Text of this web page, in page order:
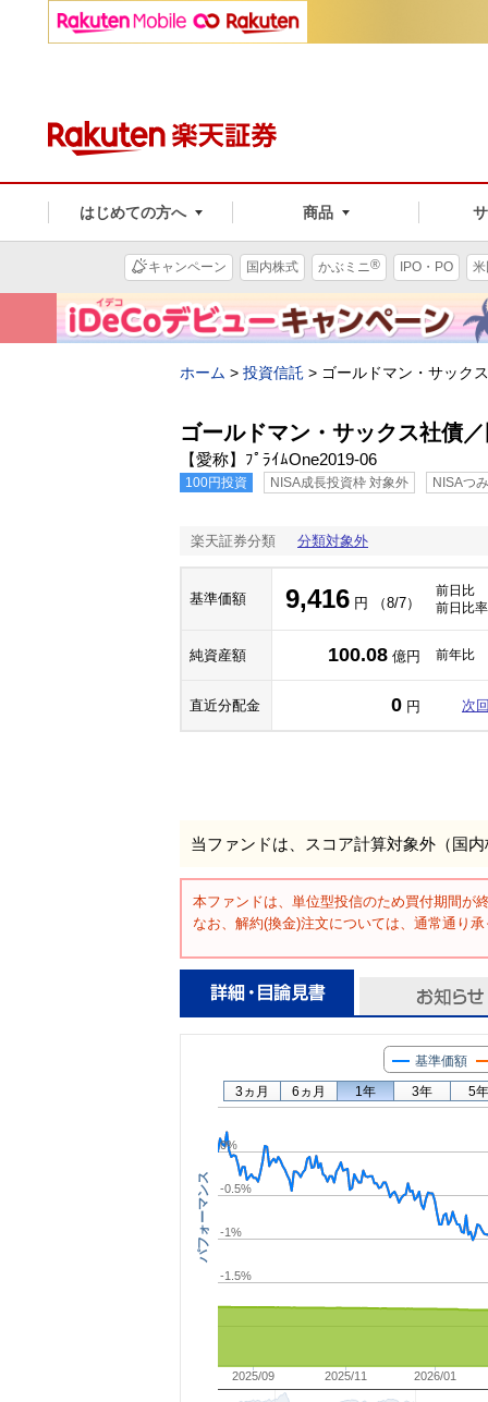
はじめての方へ 商品
キャンペーン 国内株式 かぶミニ® IPO・PO
ホーム > 投資信託 > ゴールドマン・サック
ゴールドマン・サックス社債
【愛称】ﾌﾟﾗｲﾑOne2019-06
100円投資 NISA成長投資枠 対象外 NISAつ
楽天証券分類 分類対象外
基準価額 9,416 円 （8/7）
前日比
前日比率
純資産額 100.08 億円 前年比
直近分配金 0 円 次
当ファンドは、スコア計算対象外（国
本ファンドは、単位型投信のため買付期間が
なお、解約(換金)注文については、通常通り
パフォーマンス
基準価額
2025/09 2025/11 2026/01
-1.5%
-1%
-0.5%
0%
3ヵ月 6ヵ月 1年 3年 5年